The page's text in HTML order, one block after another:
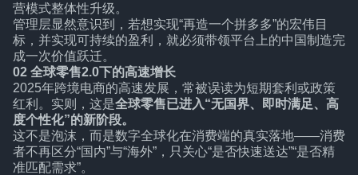
营模式整体性升级。
管理层显然意识到，若想实现“再造一个拼多多”的宏伟目
标，并实现可持续的盈利，就必须带领平台上的中国制造完
成一次价值跃迁。
02 全球零售2.0下的高速增长
2025年跨境电商的高速发展，常被误读为短期套利或政策
红利。实则，这是全球零售已进入“无国界、即时满足、高
度个性化”的新阶段。
这不是泡沫，而是数字全球化在消费端的真实落地——消费
者不再区分“国内”与“海外”，只关心“是否快速送达”“是否精
准匹配需求”。